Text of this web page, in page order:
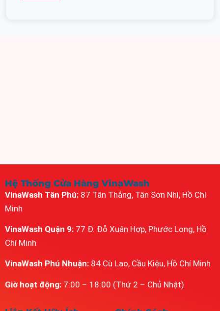
Hệ Thống Cửa Hàng VinaWash
VinaWash Tân Phú: 87 Tân Thắng, Tân Sơn Nhì, Hồ Chí
Minh
VinaWash Quận 9: 77 Đ. Đỗ Xuân Hợp, Phước Long, Hồ
Chí Minh
VinaWash Phú Nhuận: 84 Cù Lao, Cầu Kiệu, Hồ Chí Minh
Giờ hoạt động: 7:00 – 18:00 (Thứ 2 – Chủ Nhật)